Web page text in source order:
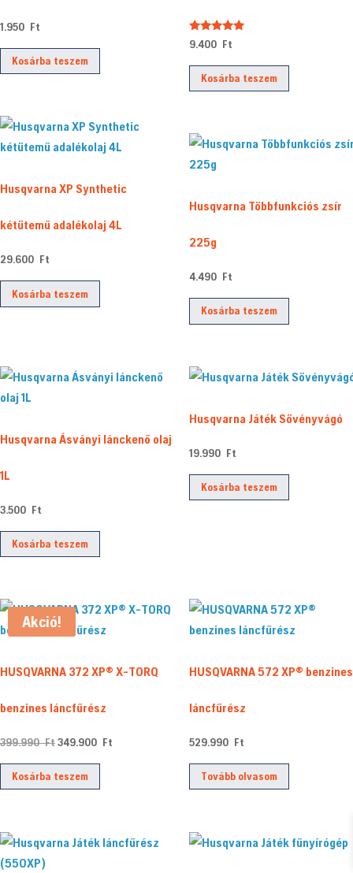
1.950 Ft
Kosárba teszem
Értékelés:
5.00
9.400 Ft
Kosárba teszem
Husqvarna XP Synthetic
kétütemű adalékolaj 4L
29.600 Ft
Kosárba teszem
Husqvarna Többfunkciós zsír
225g
4.490 Ft
Kosárba teszem
Husqvarna Ásványi lánckenő olaj
1L
3.500 Ft
Kosárba teszem
Husqvarna Játék Sövényvágó
19.990 Ft
Kosárba teszem
Akció!
HUSQVARNA 372 XP® X-TORQ
benzines láncfűrész
399.990FtOriginal
price
was:
349.900 Ft
Kosárba teszem
HUSQVARNA 572 XP® benzines
láncfűrész
529.990 Ft
Tovább olvasom